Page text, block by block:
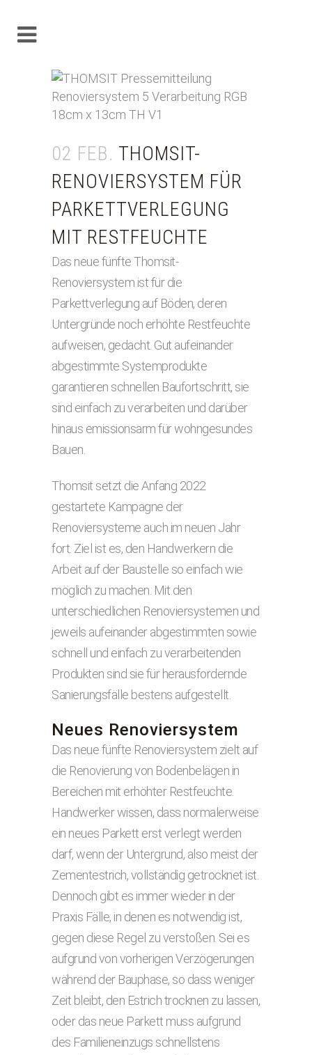
02 FEB. THOMSIT-
RENOVIERSYSTEM FÜR
PARKETTVERLEGUNG
MIT RESTFEUCHTE
Das neue fünfte Thomsit-
Renoviersystem ist für die
Parkettverlegung auf Böden, deren
Untergründe noch erhöhte Rest­feuchte
aufweisen, gedacht. Gut aufeinander
abgestimmte Systempro­dukte
garantieren schnellen Baufortschritt, sie
sind einfach zu verarbei­ten und darüber
hinaus emissionsarm für wohngesundes
Bauen.
Thomsit setzt die Anfang 2022
gestartete Kampagne der
Renoviersysteme auch im neuen Jahr
fort. Ziel ist es, den Handwerkern die
Arbeit auf der Bau­stelle so einfach wie
möglich zu machen. Mit den
unterschiedlichen Renovier­systemen und
jeweils aufeinander abgestimmten sowie
schnell und ein­fach zu verarbeitenden
Produkten sind sie für herausfordernde
Sanierungsfälle bestens aufgestellt.
Neues Renoviersystem
Das neue fünfte Renoviersystem zielt auf
die Renovierung von Bodenbelägen in
Bereichen mit erhöhter Restfeuchte.
Handwerker wissen, dass normaler­weise
ein neues Parkett erst verlegt werden
darf, wenn der Untergrund, also meist der
Zementestrich, vollständig getrocknet ist.
Dennoch gibt es immer wieder in der
Praxis Fälle, in denen es notwendig ist,
gegen diese Regel zu verstoßen. Sei es
aufgrund von vorherigen Verzögerungen
während der Bau­phase, so dass weniger
Zeit bleibt, den Estrich trocknen zu lassen,
oder das neue Parkett muss aufgrund
des Familieneinzugs schnellstens